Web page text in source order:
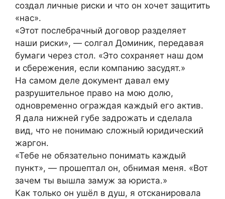
создал личные риски и что он хочет защитить
«нас».
«Этот послебрачный договор разделяет
наши риски», — солгал Доминик, передавая
бумаги через стол. «Это сохраняет наш дом
и сбережения, если компанию засудят.»
На самом деле документ давал ему
разрушительное право на мою долю,
одновременно ограждая каждый его актив.
Я дала нижней губе задрожать и сделала
вид, что не понимаю сложный юридический
жаргон.
«Тебе не обязательно понимать каждый
пункт», — прошептал он, обнимая меня. «Вот
зачем ты вышла замуж за юриста.»
Как только он ушёл в душ, я отсканировала